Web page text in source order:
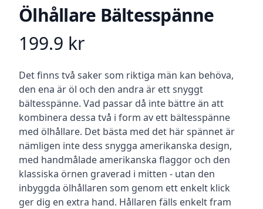
Ölhållare Bältesspänne
Product information
199.9 kr
Beskrivning
Det finns två saker som riktiga män kan behöva,
den ena är öl och den andra är ett snyggt
bältesspänne. Vad passar då inte bättre än att
kombinera dessa två i form av ett bältesspänne
med ölhållare. Det bästa med det här spännet är
nämligen inte dess snygga amerikanska design,
med handmålade amerikanska flaggor och den
klassiska örnen graverad i mitten - utan den
inbyggda ölhållaren som genom ett enkelt klick
ger dig en extra hand. Hållaren fälls enkelt fram